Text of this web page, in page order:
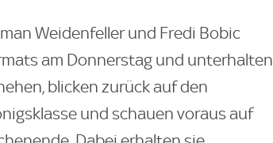
Weidenfeller und Fredi Bobic
am Donnerstag und unterhalten
blicken zurück auf den
und schauen voraus auf